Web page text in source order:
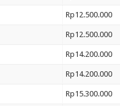
Rp12.500.000
Rp12.500.000
Rp14.200.000
Rp14.200.000
Rp15.300.000